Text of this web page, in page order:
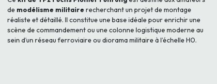
de modélisme militaire recherchant un projet de montage
réaliste et détaillé. Il constitue une base idéale pour enrichir une
scène de commandement ou une colonne logistique moderne au
sein d’un réseau ferroviaire ou diorama militaire à l’échelle H0.